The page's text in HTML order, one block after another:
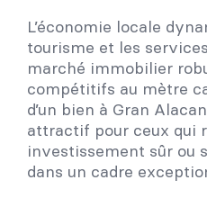
L’économie locale
tourisme et les
marché immobilier
compétitifs au mètre
d’un bien à Gran
attractif pour ceux qui
investissement sûr ou
dans un cadre